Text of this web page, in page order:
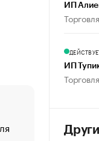
«От спорта
ИП
ИП